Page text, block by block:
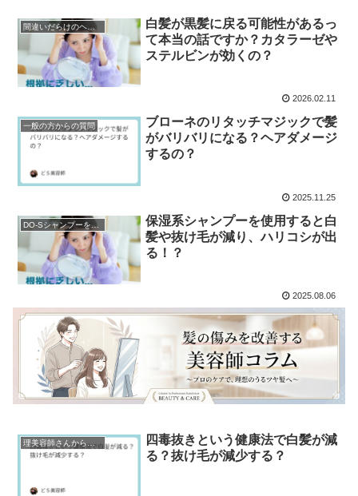
間違いだらけのヘアケア
白髪が黒髪に戻る可能性があるっ
て本当の話ですか？カタラーゼや
ステルビンが効くの？
2026.02.11
一般の方からの質問
ブローネのリタッチマジックで髪
がバリバリになる？ヘアダメージ
するの？
2025.11.25
DO-Sシャンプーを購入
保湿系シャンプーを使用すると白
髪や抜け毛が減り、ハリコシが出
る！？
2025.08.06
理美容師さんからの質問
四毒抜きという健康法で白髪が減
る？抜け毛が減少する？